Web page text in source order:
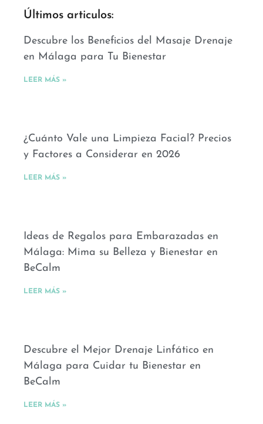
Últimos articulos:
Descubre los Beneficios del Masaje Drenaje
en Málaga para Tu Bienestar
LEER MÁS »
¿Cuánto Vale una Limpieza Facial? Precios
y Factores a Considerar en 2026
LEER MÁS »
Ideas de Regalos para Embarazadas en
Málaga: Mima su Belleza y Bienestar en
BeCalm
LEER MÁS »
Descubre el Mejor Drenaje Linfático en
Málaga para Cuidar tu Bienestar en
BeCalm
LEER MÁS »